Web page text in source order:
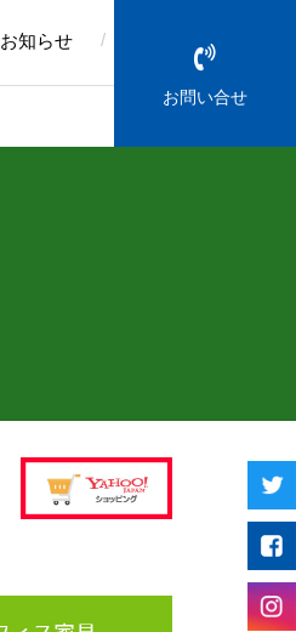
お知らせ
お問い合せ